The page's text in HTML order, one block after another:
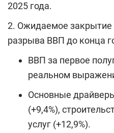
2025 года.
2. Ожидаемое закрытие
разрыва ВВП до конца
ВВП за первое
реальном
Основные
(+9,4%),
услуг (+12,9%).